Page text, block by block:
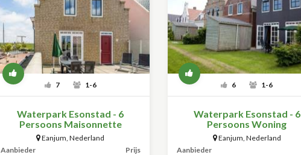
7 1-6
Waterpark Esonstad - 6
Persoons Maisonnette
Eanjum,Nederland
Aanbieder
Prijs
6 1-6
Waterpark Esonstad - 6
Persoons Woning
Eanjum, Nederland
Aanbieder